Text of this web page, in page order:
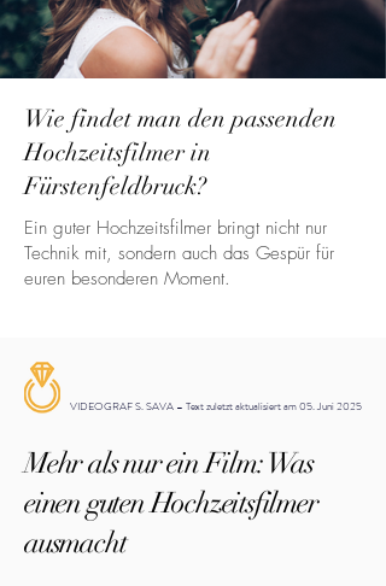
Wie findet man den passenden
Hochzeitsfilmer in
Fürstenfeldbruck?
Ein guter Hochzeitsfilmer bringt nicht nur
Technik mit, sondern auch das Gespür für
euren besonderen Moment.
VIDEOGRAF S. SAVA – Text zuletzt aktualisiert am 05. Juni 2025
Mehr als nur ein Film: Was
einen guten Hochzeitsfilmer
ausmacht